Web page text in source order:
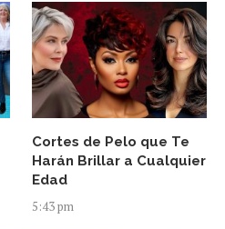
Cortes de Pelo que Te
Harán Brillar a Cualquier
Edad
5:43 pm